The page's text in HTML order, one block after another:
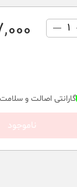
1
گارانتی اصالت و سلامت
ناموجود